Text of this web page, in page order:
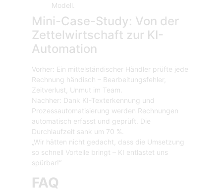
Modell.
Mini-Case-Study: Von der
Zettelwirtschaft zur KI-
Automation
Vorher: Ein mittelständischer Händler prüfte jede
Rechnung händisch – Bearbeitungsfehler,
Zeitverlust, Unmut im Team.
Nachher: Dank KI-Texterkennung und
Prozessautomatisierung werden Rechnungen
automatisch erfasst und geprüft. Die
Durchlaufzeit sank um 70 %.
„Wir hätten nicht gedacht, dass die Umsetzung
so schnell Vorteile bringt – KI entlastet uns
spürbar!“
FAQ